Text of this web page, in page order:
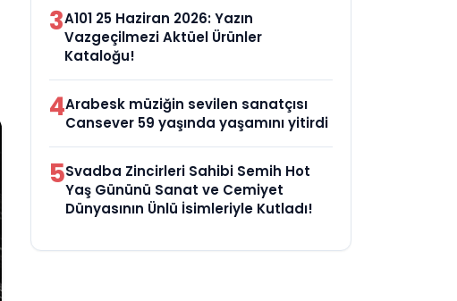
3A101 25 Haziran 2026: Yazın
Vazgeçilmezi Aktüel Ürünler
Kataloğu!
4Arabesk müziğin sevilen sanatçısı
Cansever 59 yaşında yaşamını yitirdi
5Svadba Zincirleri Sahibi Semih Hot
Yaş Gününü Sanat ve Cemiyet
Dünyasının Ünlü İsimleriyle Kutladı!